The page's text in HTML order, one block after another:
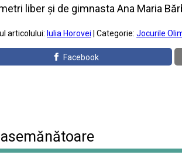
liber și de gimnasta Ana Maria
articolului: Iulia Horovei | Categorie: Jocurile
Facebook